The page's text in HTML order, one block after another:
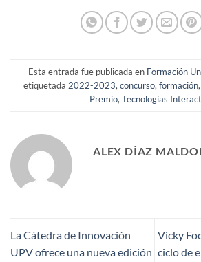
Esta entrada fue publicada en Formación
etiquetada 2022-2023, concurso, formación,
Premio, Tecnologías
ALEX DÍAZ
La Cátedra de Innovación
UPV ofrece una nueva edición
Vicky
ciclo de